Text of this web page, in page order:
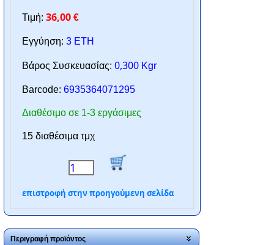
Τιμή: 36,00 €
Εγγύηση: 3 ΕΤΗ
Βάρος Συσκευασίας: 0,300 Kgr
Barcode: 6935364071295
Διαθέσιμο σε 1-3 εργάσιμες
15 διαθέσιμα τμχ
επιστροφή στην προηγούμενη σελίδα
Περιγραφή προϊόντος